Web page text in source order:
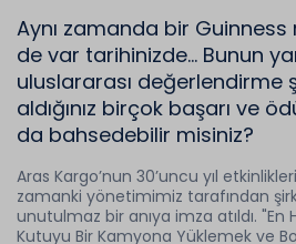
Aynı zamanda bir Guinness
de var tarihinizde… Bunun
uluslararası değerlendirme
aldığınız birçok başarı ve
da bahsedebilir misiniz?
Aras Kargo’nun 30’uncu yıl
zamanki yönetimimiz tarafından
unutulmaz bir anıya imza atıldı. "En
Kutuyu Bir Kamyona Yüklemek ve